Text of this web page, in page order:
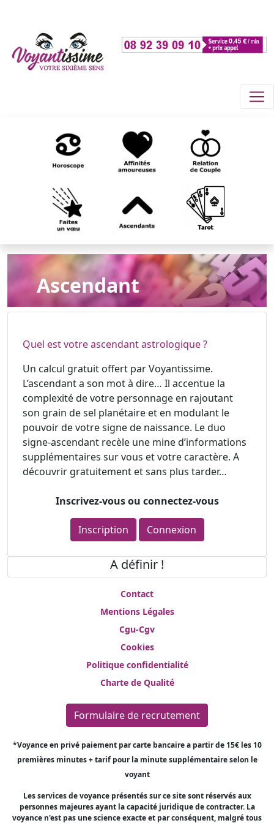
A définir !
Ascendant
Quel est votre ascendant astrologique ?
Un calcul gratuit offert par Voyantissime.
L’ascendant a son mot à dire… Il accentue la
complexité de votre personnage en rajoutant
son grain de sel planétaire et en modulant le
pouvoir de votre signe de naissance. Le duo
signe-ascendant recèle une mine d’informations
supplémentaires sur vous et votre caractère. A
découvrir gratuitement et sans plus tarder…
Inscrivez-vous ou connectez-vous
Inscription Connexion
Contact
Mentions Légales
Cgu-Cgv
Cookies
Politique confidentialité
Charte de Qualité
Formulaire de recrutement
*Voyance en privé paiement par carte bancaire a partir de 15€ les 10
premières minutes + tarif pour la minute supplémentaire selon le
voyant
Les services de voyance présentés sur ce site sont réservés aux
personnes majeures ayant la capacité juridique de contracter. La
voyance n'est pas une science exacte et par conséquent, malgré tous